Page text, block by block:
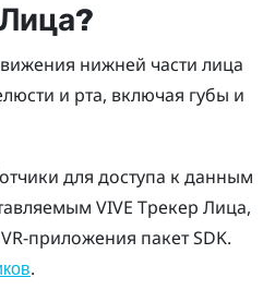
?
нижней части лица
и рта, включая губы и
для доступа к данным
VIVE Трекер Лица,
приложения пакет SDK.
.